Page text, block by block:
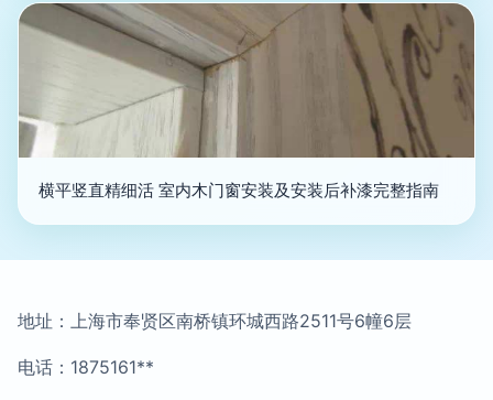
横平竖直精细活 室内木门窗安装及安装后补漆完整指南
地址：上海市奉贤区南桥镇环城西路2511号6幢6层
电话：1875161**